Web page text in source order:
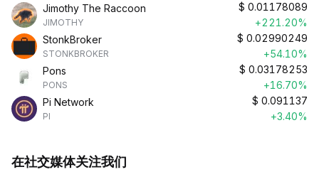
Jimothy The Raccoon
JIMOTHY
$ 0.01178089
+221.20%
StonkBroker
STONKBROKER
$ 0.02990249
+54.10%
Pons
PONS
$ 0.03178253
+16.70%
Pi Network
PI
$ 0.091137
+3.40%
在社交媒体关注我们